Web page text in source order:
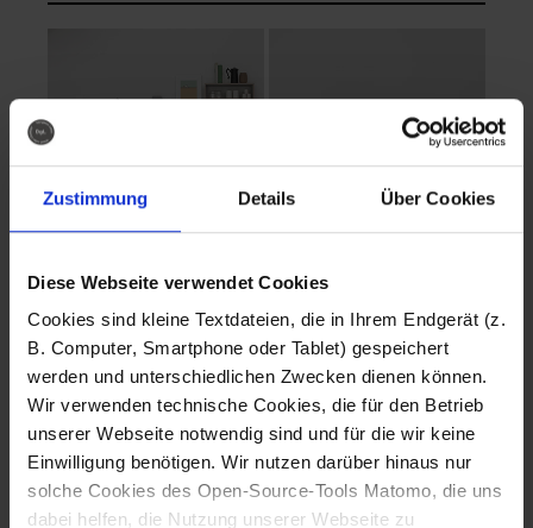
Zustimmung Details Über Cookies
Diese Webseite verwendet Cookies
Cookies sind kleine Textdateien, die in Ihrem Endgerät (z.
B. Computer, Smartphone oder Tablet) gespeichert
werden und unterschiedlichen Zwecken dienen können.
Wir verwenden technische Cookies, die für den Betrieb
unserer Webseite notwendig sind und für die wir keine
Einwilligung benötigen. Wir nutzen darüber hinaus nur
solche Cookies des Open-Source-Tools Matomo, die uns
dabei helfen, die Nutzung unserer Webseite zu
Fotografo: Lorenz
Sternbach
Download
Fotografo: Lorenz
Sternbach
Download